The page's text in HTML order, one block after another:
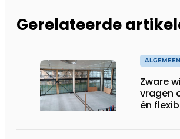
Gerelateerde
ALGEMEEN
Zware
vragen
én